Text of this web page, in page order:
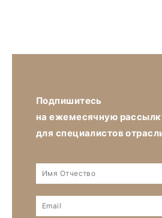
Подпишитесь
на ежемесячную
для специалистов